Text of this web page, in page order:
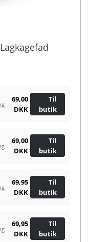
69,00
DKK
Til
butik
69,00
DKK
Til
butik
69,95
DKK
Til
butik
69,95
DKK
Til
butik